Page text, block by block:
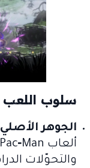
سلوب اللعب
الجوهر
والتحوّلات